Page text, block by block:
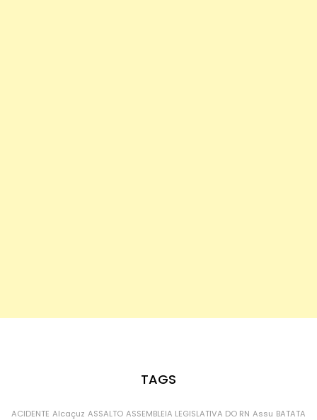
TAGS
ACIDENTE Alcaçuz ASSALTO ASSEMBLEIA LEGISLATIVA DO RN Assu BATATA